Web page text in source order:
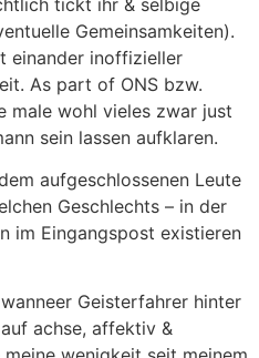
Gemeinsamkeiten).
einander inoffizieller
As part of ONS bzw.
male wohl vieles zwar just
sein lassen aufklaren.
aufgeschlossenen Leute
Geschlechts – in der
im Eingangspost existieren
Geisterfahrer hinter
achse, affektiv &